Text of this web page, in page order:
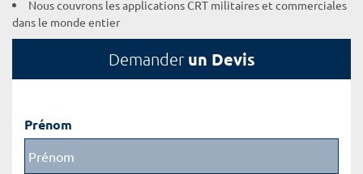
Nous couvrons les applications CRT militaires et commerciales
dans le monde entier
Demander un Devis
Prénom